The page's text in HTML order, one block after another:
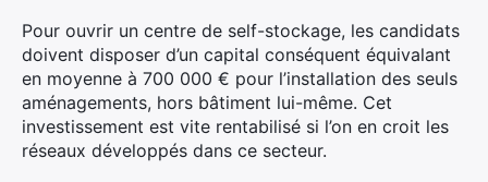
Pour ouvrir un centre de self-stockage, les candidats
doivent disposer d’un capital conséquent équivalant
en moyenne à 700 000 € pour l’installation des seuls
aménagements, hors bâtiment lui-même. Cet
investissement est vite rentabilisé si l’on en croit les
réseaux développés dans ce secteur.